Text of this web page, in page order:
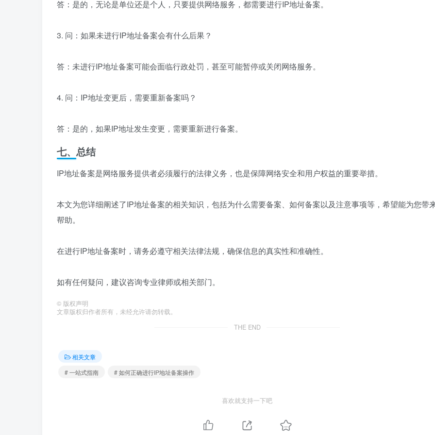
答：是的，无论是单位还是个人，只要提供网络服务，都需要进行IP地址备案。
3. 问：如果未进行IP地址备案会有什么后果？
答：未进行IP地址备案可能会面临行政处罚，甚至可能暂停或关闭网络服务。
4. 问：IP地址变更后，需要重新备案吗？
答：是的，如果IP地址发生变更，需要重新进行备案。
七、总结
IP地址备案是网络服务提供者必须履行的法律义务，也是保障网络安全和用户权益的重要举措。
本文为您详细阐述了IP地址备案的相关知识，包括为什么需要备案、如何备案以及注意事项等，希望能为您带
帮助。
在进行IP地址备案时，请务必遵守相关法律法规，确保信息的真实性和准确性。
如有任何疑问，建议咨询专业律师或相关部门。
© 版权声明
文章版权归作者所有，未经允许请勿转载。
THE END
相关文章
# 一站式指南
# 如何正确进行IP地址备案操作
喜欢就支持一下吧